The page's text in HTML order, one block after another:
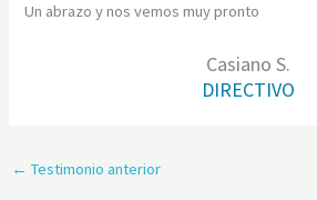
Un abrazo y nos vemos muy pronto
Casiano S.
DIRECTIVO
← Testimonio anterior